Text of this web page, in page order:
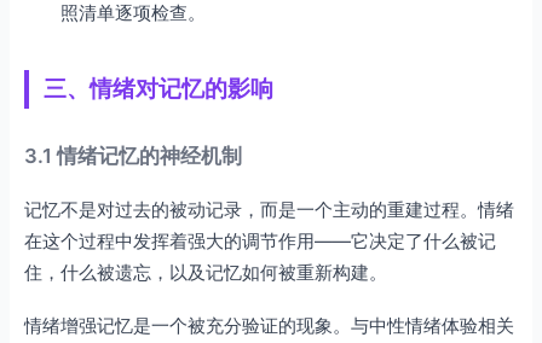
照清单逐项检查。
三、情绪对记忆的影响
3.1 情绪记忆的神经机制
记忆不是对过去的被动记录，而是一个主动的重建过程。情绪
在这个过程中发挥着强大的调节作用——它决定了什么被记
住，什么被遗忘，以及记忆如何被重新构建。
情绪增强记忆是一个被充分验证的现象。与中性情绪体验相关